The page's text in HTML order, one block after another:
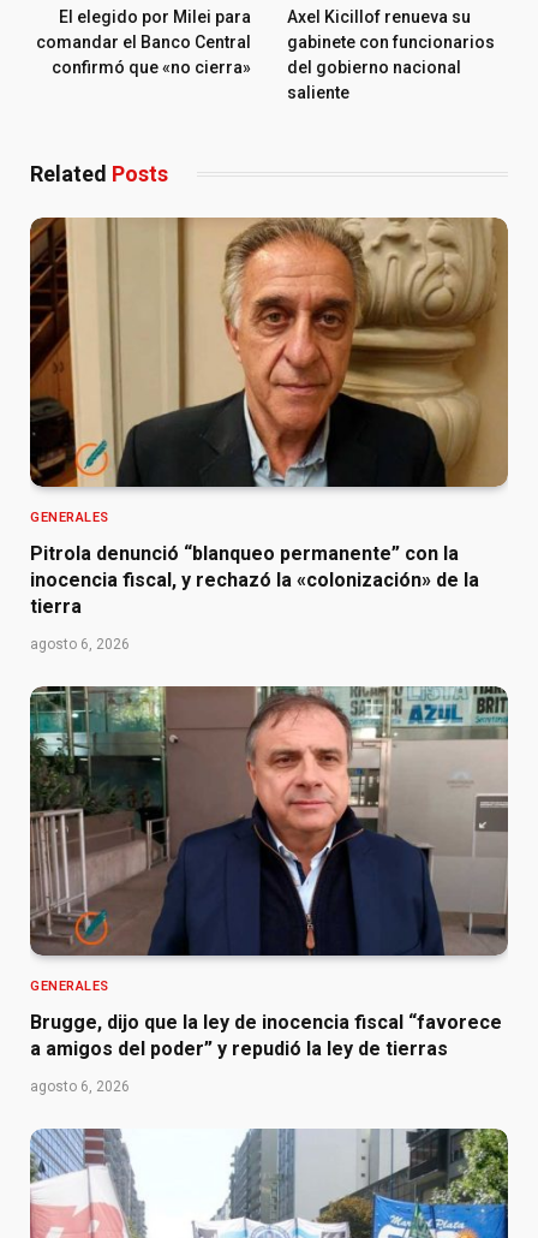
El elegido por Milei para
comandar el Banco Central
confirmó que «no cierra»
Axel Kicillof renueva su
gabinete con funcionarios
del gobierno nacional
saliente
Related Posts
GENERALES
Pitrola denunció “blanqueo permanente” con la
inocencia fiscal, y rechazó la «colonización» de la
tierra
agosto 6, 2026
GENERALES
Brugge, dijo que la ley de inocencia fiscal “favorece
a amigos del poder” y repudió la ley de tierras
agosto 6, 2026